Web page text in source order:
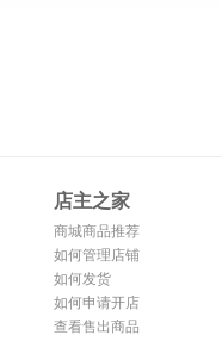
店主之家
商城商品推荐
如何管理店铺
如何发货
如何申请开店
查看售出商品